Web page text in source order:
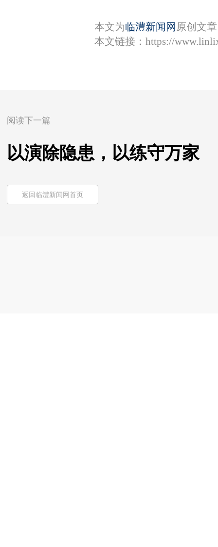
本文为临澧新闻网 原创文
本文链接： https://
阅读下一篇
以演除隐患，以练守万家
返回临澧新闻网首页